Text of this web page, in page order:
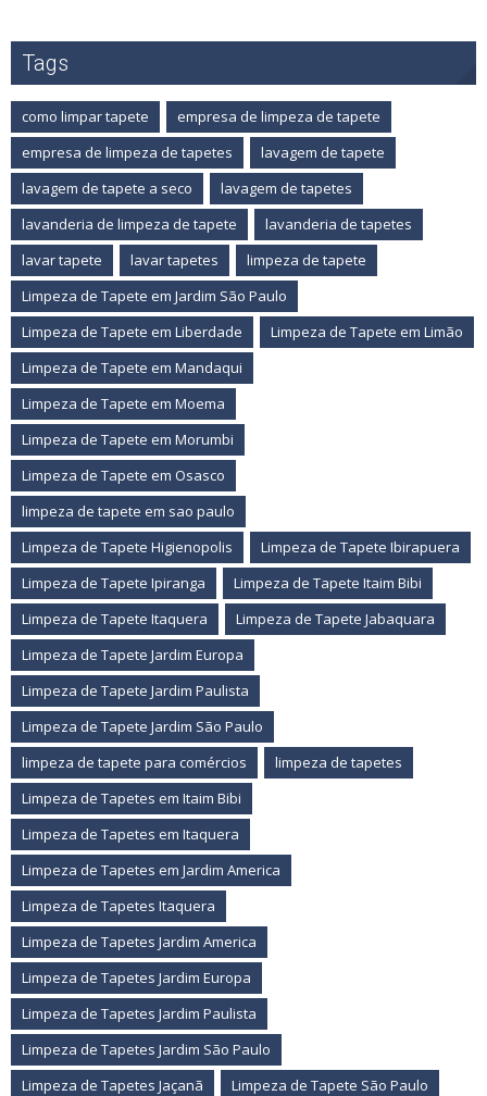
Tags
como limpar tapete
empresa de limpeza de tapete
empresa de limpeza de tapetes
lavagem de tapete
lavagem de tapete a seco
lavagem de tapetes
lavanderia de limpeza de tapete
lavanderia de tapetes
lavar tapete
lavar tapetes
limpeza de tapete
Limpeza de Tapete em Jardim São Paulo
Limpeza de Tapete em Liberdade
Limpeza de Tapete em Limão
Limpeza de Tapete em Mandaqui
Limpeza de Tapete em Moema
Limpeza de Tapete em Morumbi
Limpeza de Tapete em Osasco
limpeza de tapete em sao paulo
Limpeza de Tapete Higienopolis
Limpeza de Tapete Ibirapuera
Limpeza de Tapete Ipiranga
Limpeza de Tapete Itaim Bibi
Limpeza de Tapete Itaquera
Limpeza de Tapete Jabaquara
Limpeza de Tapete Jardim Europa
Limpeza de Tapete Jardim Paulista
Limpeza de Tapete Jardim São Paulo
limpeza de tapete para comércios
limpeza de tapetes
Limpeza de Tapetes em Itaim Bibi
Limpeza de Tapetes em Itaquera
Limpeza de Tapetes em Jardim America
Limpeza de Tapetes Itaquera
Limpeza de Tapetes Jardim America
Limpeza de Tapetes Jardim Europa
Limpeza de Tapetes Jardim Paulista
Limpeza de Tapetes Jardim São Paulo
Limpeza de Tapetes Jaçanã
Limpeza de Tapete São Paulo